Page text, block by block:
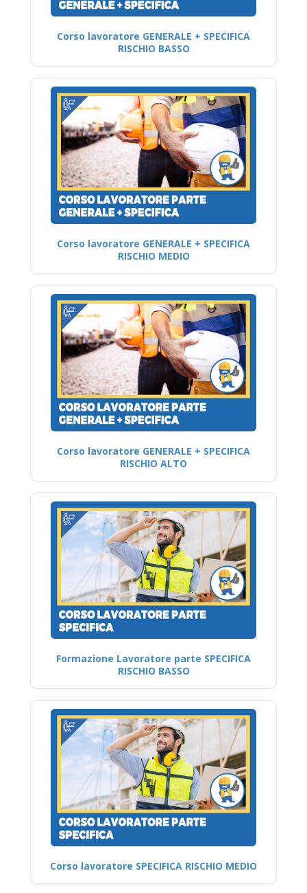
Corso lavoratore GENERALE + SPECIFICA
RISCHIO BASSO
Corso lavoratore GENERALE + SPECIFICA
RISCHIO MEDIO
Corso lavoratore GENERALE + SPECIFICA
RISCHIO ALTO
Formazione Lavoratore parte SPECIFICA
RISCHIO BASSO
Corso lavoratore SPECIFICA RISCHIO MEDIO